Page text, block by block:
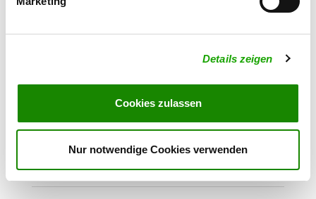
Details zeigen
Cookies zulassen
Nur notwendige Cookies verwenden
56317 Linkenbach
57539 Fürthen
OG - Selters und Umgebung e.V.
Details
Am Hasselberg